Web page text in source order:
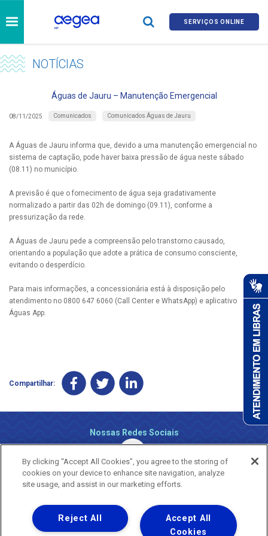
SERVIÇOS ONLINE
NOTÍCIAS
Águas de Jauru – Manutenção Emergencial
08/11/2025 Comunicados Comunicados Águas de Jauru
A Águas de Jauru informa que, devido a uma manutenção emergencial no
sistema de captação, pode haver baixa pressão de água neste sábado
(08.11) no município.
A previsão é que o fornecimento de água seja gradativamente
normalizado a partir das 02h de domingo (09.11), conforme a
pressurização da rede.
A Águas de Jauru pede a compreensão pelo transtorno causado,
orientando a população que adote a prática de consumo consciente,
evitando o desperdício.
Para mais informações, a concessionária está à disposição pelo
atendimento no 0800 647 6060 (Call Center e WhatsApp) e aplicativo
Águas App.
Compartilhar:
Nossas Redes Sociais
Uma empresa
Copyright ® 2026 - Todos os Direitos Reservados.
By clicking “Accept All Cookies”, you agree to the storing of
cookies on your device to enhance site navigation, analyze
site usage, and assist in our marketing efforts.
Accept All
Cookies
Reject All